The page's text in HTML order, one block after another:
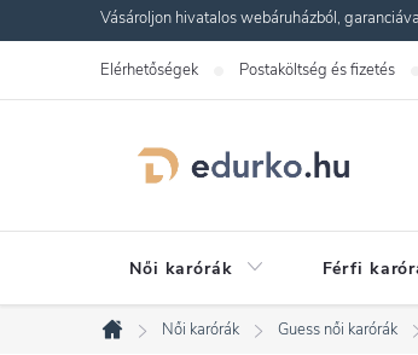
a
Vásároljon hivatalos webáruházból,
Elérhetőségek Postaköltség és fizetés
Női karórák Férfi
Kezdőlap
Női karórák Guess női karórák